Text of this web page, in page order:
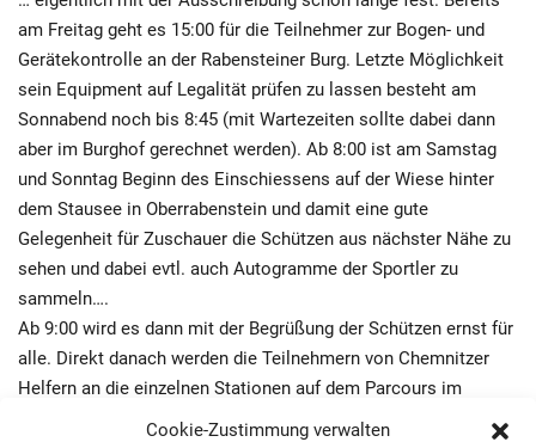
Cookie-Zustimmung verwalten
am Freitag geht es 15:00 für die Teilnehmer zur Bogen- und
Gerätekontrolle an der Rabensteiner Burg. Letzte Möglichkeit
sein Equipment auf Legalität prüfen zu lassen besteht am
Sonnabend noch bis 8:45 (mit Wartezeiten sollte dabei dann
aber im Burghof gerechnet werden). Ab 8:00 ist am Samstag
und Sonntag Beginn des Einschiessens auf der Wiese hinter
dem Stausee in Oberrabenstein und damit eine gute
Gelegenheit für Zuschauer die Schützen aus nächster Nähe zu
sehen und dabei evtl. auch Autogramme der Sportler zu
sammeln….
Ab 9:00 wird es dann mit der Begrüßung der Schützen ernst für
alle. Direkt danach werden die Teilnehmern von Chemnitzer
Helfern an die einzelnen Stationen auf dem Parcours im
Rabensteiner Wald verteilt. Das Ende des Schiessens wird am